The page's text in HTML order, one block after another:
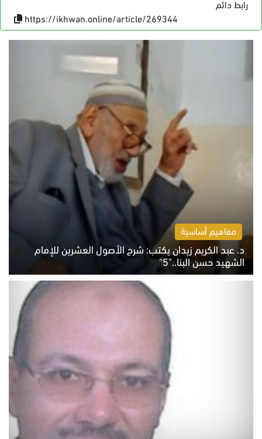
رابط دائم
https://ikhwan.online/article/269344
مفاهيم أساسية
د. عبد الكريم زيدان يكتب: شرح الأصول العشرين للإمام
الشهيد حسن البنا.."5"
السبت 8 أغسطس 2026 10:46 ص